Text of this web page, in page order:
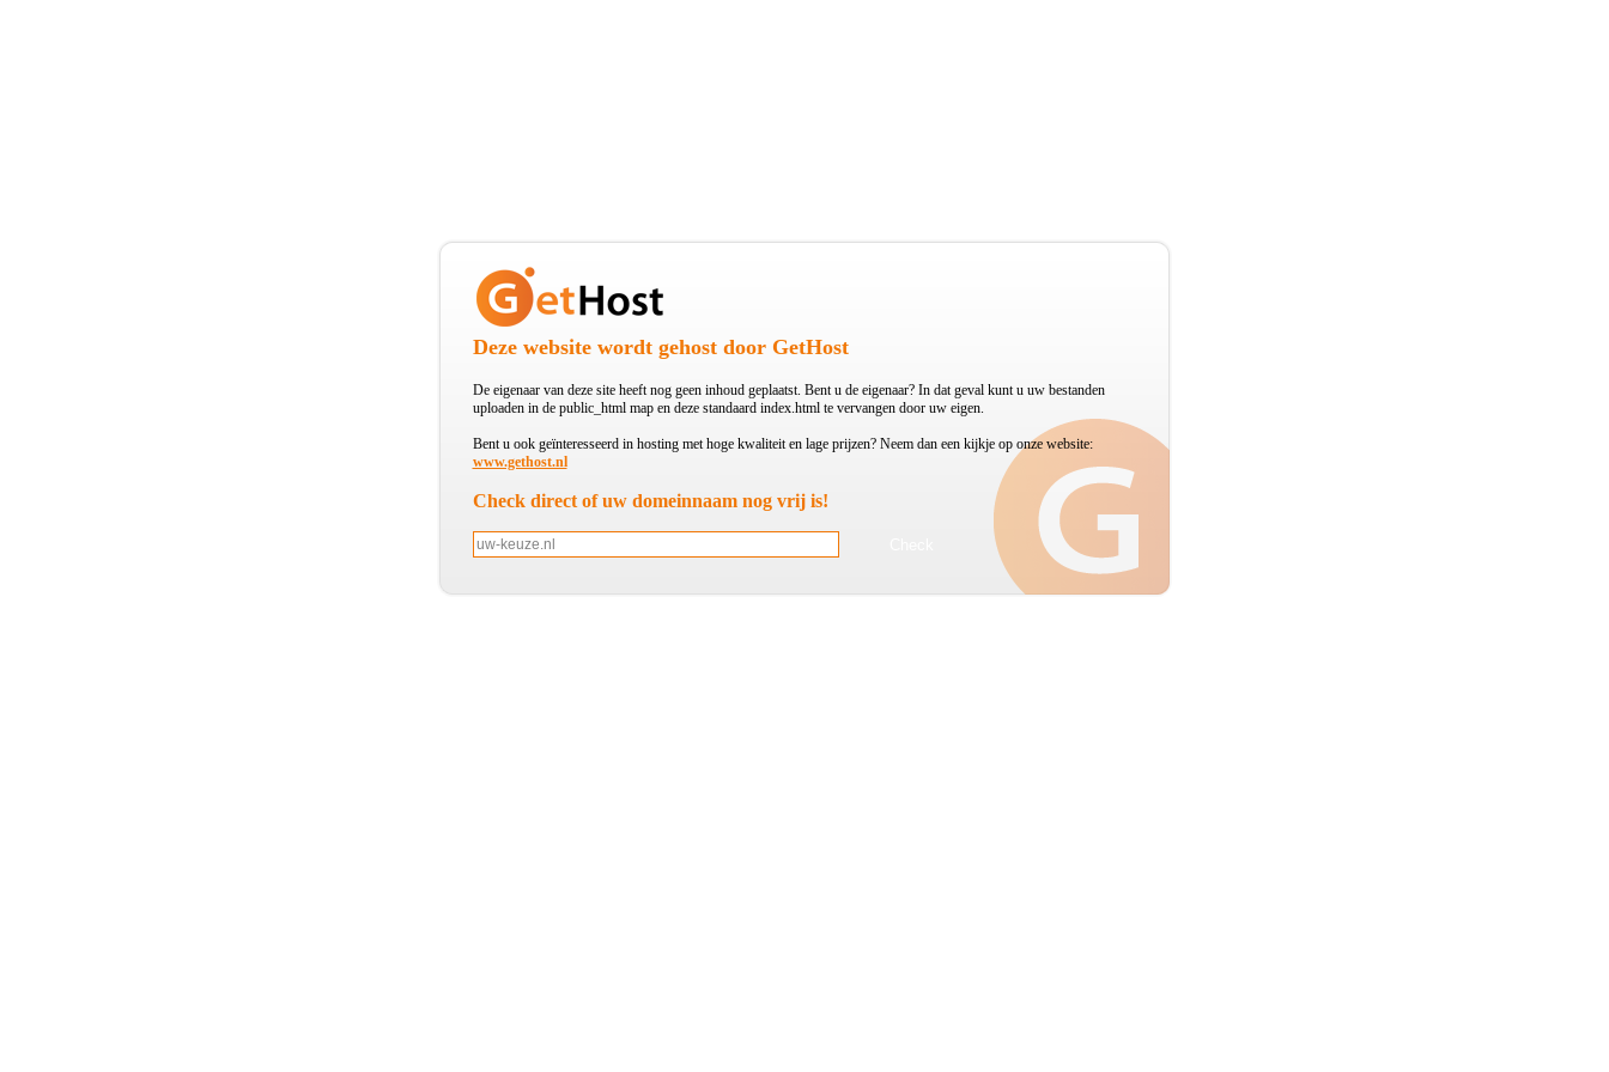
Deze website wordt gehost door GetHost
De eigenaar van deze site heeft nog geen inhoud geplaatst. Bent u de eigenaar? In dat geval kunt u uw bestanden
uploaden in de public_html map en deze standaard index.html te vervangen door uw eigen.
Bent u ook geïnteresseerd in hosting met hoge kwaliteit en lage prijzen? Neem dan een kijkje op onze website:
www.gethost.nl
Check direct of uw domeinnaam nog vrij is!